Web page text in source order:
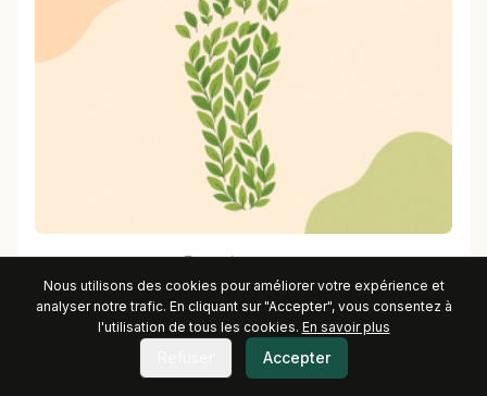
Empreinte verte
Nous utilisons des cookies pour améliorer votre expérience et
analyser notre trafic. En cliquant sur "Accepter", vous consentez à
l'utilisation de tous les cookies. En savoir plus
Accepter